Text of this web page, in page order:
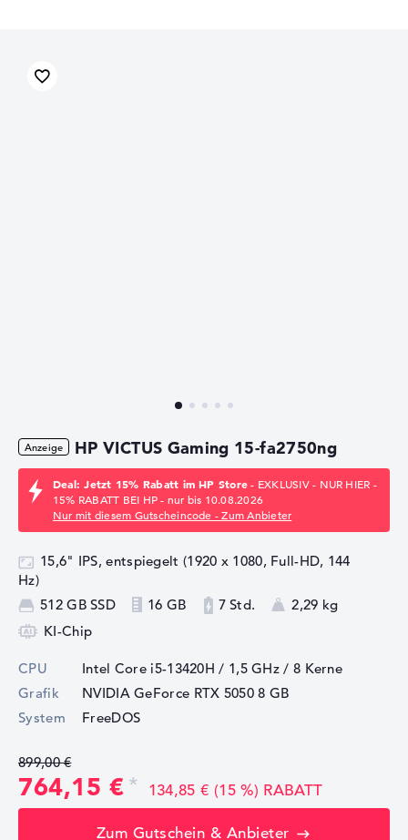
HP VICTUS Gaming 15-fa2750ng
Deal: Jetzt 15% Rabatt im HP Store- EXKLUSIV - NUR HIER -
15% RABATT BEI HP - nur bis 10.08.2026
Nur mit diesem Gutscheincode - Zum Anbieter
15,6" IPS, entspiegelt (1920 x 1080, Full-HD, 144
Hz)
512 GB SSD
16 GB 7 Std.
2,29 kg
KI-Chip
CPU Intel Core i5-13420H / 1,5 GHz / 8 Kerne
Grafik
NVIDIA GeForce RTX 50508 GB
System
FreeDOS
899,00 €
764,15 € 134,85 € (15 %) RABATT
Zum Gutschein & Anbieter